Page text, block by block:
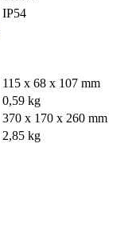
IP54
115 x 68 x 107 mm
0,59 kg
370 x 170 x 260 mm
2,85 kg